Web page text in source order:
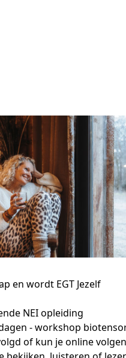
en wordt EGT Jezelf
NEI opleiding
- workshop
of kun je online volgen